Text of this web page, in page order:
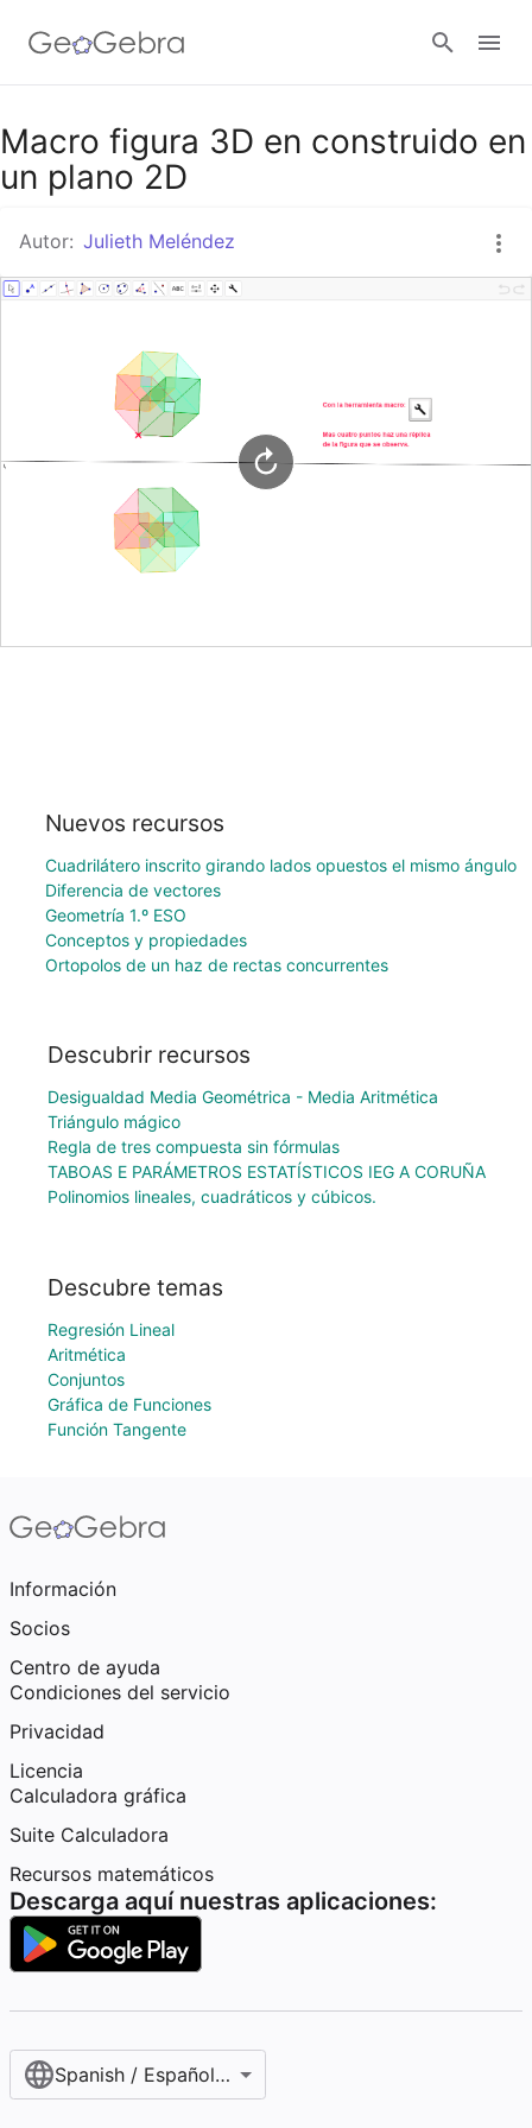
Google Classroom
Macro figura 3D en construido en
un plano 2D
Autor: Julieth Meléndez
Nuevos recursos
Cuadrilátero inscrito girando lados opuestos el mismo ángulo
Diferencia de vectores
Geometría 1.º ESO
Conceptos y propiedades
Ortopolos de un haz de rectas concurrentes
Descubrir recursos
Desigualdad Media Geométrica - Media Aritmética
Triángulo mágico
Regla de tres compuesta sin fórmulas
TABOAS E PARÁMETROS ESTATÍSTICOS IEG A CORUÑA
Polinomios lineales, cuadráticos y cúbicos.
Descubre temas
Regresión Lineal
Aritmética
Conjuntos
Gráfica de Funciones
Función Tangente
Información
Socios
Centro de ayuda
Condiciones del servicio
Privacidad
Licencia
Calculadora gráfica
Suite Calculadora
Recursos matemáticos
Descarga aquí nuestras aplicaciones:
Spanish / Español (internacional)